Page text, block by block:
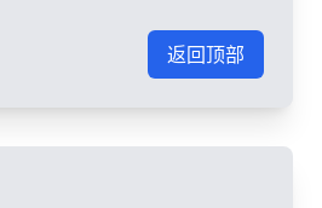
返回顶部